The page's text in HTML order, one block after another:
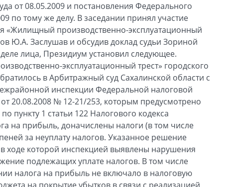
от 08.05.2009 и постановления Федерального
по тому же делу. В заседании принял участие
«Жилищный производственно-эксплуатационный
Ю.А. Заслушав и обсудив доклад судьи Зориной
лица, Президиум установил следующее.
эксплуатационный трест» городского
в Арбитражный суд Сахалинской области с
инспекции Федеральной налоговой
20.08.2008 № 12-21/253, которым предусмотрено
пункту 1 статьи 122 Налогового кодекса
на прибыль, доначислены налоги (в том числе
за неуплату налогов. Указанное решение
ходе которой инспекцией выявлены нарушения
подлежащих уплате налогов. В том числе
налога на прибыль не включало в налоговую